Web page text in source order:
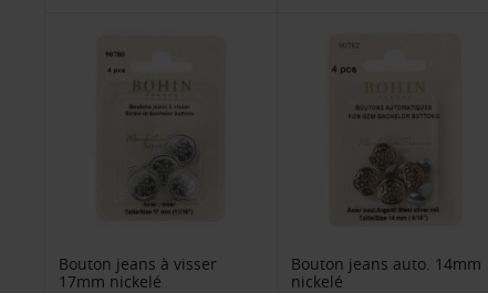
Bouton jeans à visser
17mm nickelé
Bouton jeans auto. 14mm
nickelé